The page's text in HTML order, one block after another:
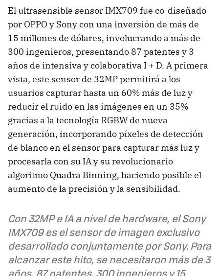
El ultrasensible sensor IMX709 fue co-diseñado
por OPPO y Sony con una inversión de más de
15 millones de dólares, involucrando a más de
300 ingenieros, presentando 87 patentes y 3
años de intensiva y colaborativa I + D. A primera
vista, este sensor de 32MP permitirá a los
usuarios capturar hasta un 60% más de luz y
reducir el ruido en las imágenes en un 35%
gracias a la tecnología RGBW de nueva
generación, incorporando píxeles de detección
de blanco en el sensor para capturar más luz y
procesarla con su IA y su revolucionario
algoritmo Quadra Binning, haciendo posible el
aumento de la precisión y la sensibilidad.
Con 32MP e IA a nivel de hardware, el Sony
IMX709 es el sensor de imagen exclusivo
desarrollado conjuntamente por Sony. Para
alcanzar este hito, se necesitaron más de 3
años, 87 patentes, 300 ingenieros y 15